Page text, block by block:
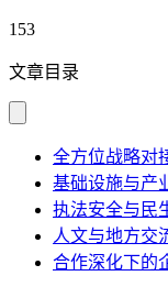
153
文章目录
全方位战略对
基础设施与产
执法安全与民
人文与地方交
合作深化下的